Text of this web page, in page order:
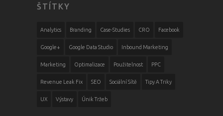
ŠTÍTKY
Analytics Branding Case-Studies CRO Facebook
Google+ Google Data Studio Inbound Marketing
Marketing Optimalizace Použitelnost PPC
Revenue Leak Fix SEO Sociální Sítě Tipy A Triky
UX Výstavy Únik Tržeb